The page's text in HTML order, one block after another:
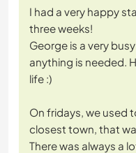
I had a very happy
three weeks!
George is a very
anything is needed.
life :)
On fridays, we used
closest town, that
There was always a